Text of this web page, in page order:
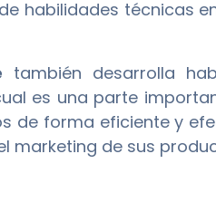
habilidades técnicas
también desarrolla
es una parte
de forma eficiente y
marketing de sus